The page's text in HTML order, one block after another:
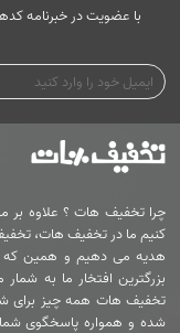
با عضویت در خبرنامه
چرا تخفیف هات ؟ علاوه بر
کنیم ما در تخفیف هات،
هدیه می دهیم و همین که
بزرگترین افتخار ما به
تخفیف هات همه چیز برای
شده و همواره پاسخگوی